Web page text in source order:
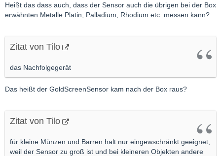
Heißt das dass auch, dass der Sensor auch die übrigen bei der Box
erwähnten Metalle Platin, Palladium, Rhodium etc. messen kann?
Zitat von Tilo
das Nachfolgegerät
Das heißt der GoldScreenSensor kam nach der Box raus?
Zitat von Tilo
für kleine Münzen und Barren halt nur eingewschränkt geeignet,
weil der Sensor zu groß ist und bei kleineren Objekten andere